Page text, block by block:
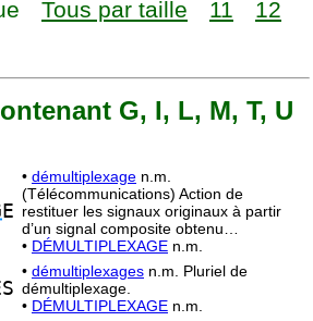
Tous par taille 11
12
G, I, L, M, T, U
E
• démultiplexage n.m.
(Télécommunications) Action de
restituer les signaux originaux à partir
d’un signal composite obtenu…
• DÉMULTIPLEXAGE n.m.
• démultiplexages n.m. Pluriel de
démultiplexage.
• DÉMULTIPLEXAGE n.m.